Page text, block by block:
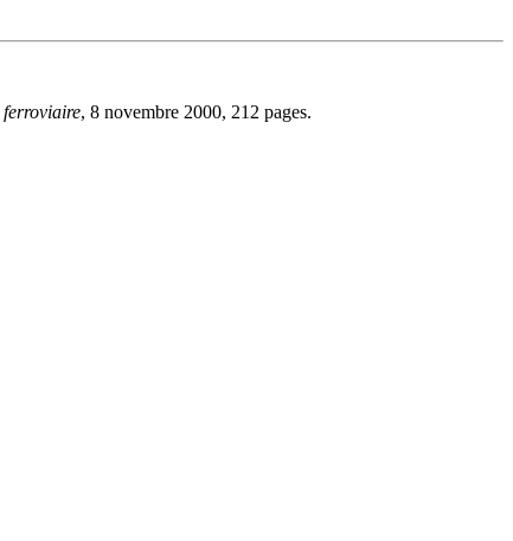
ferroviaire, 8 novembre 2000, 212 pages.